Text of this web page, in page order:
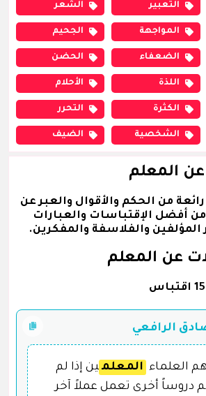
التعبير الشعر
المواجهة الجحيم
الضعفاء الحضن
اللذة الأحلام
الكثرة التحرر
الشخصية الضيف
المعلم
من الحكم والأقوال والعبر عن
أفضل الإقتباسات والعبارات
والفلاسفة والمفكرين.
عن المعلم
الرافعي
العلماء المعلم ين إذا لم
دروساً أخرى تعمل عملاً آخر